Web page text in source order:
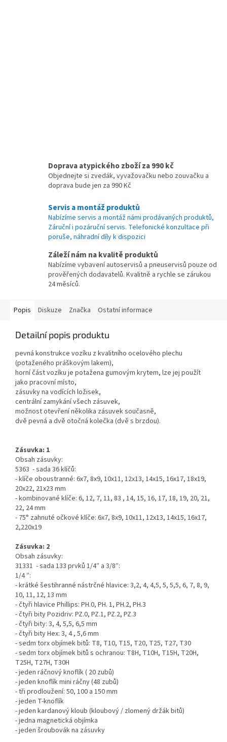
Doprava atypického zboží za 990 kč
Objednejte si zvedák, vyvažovačku nebo zouvačku a
doprava bude jen za 990 Kč
Servis a montáž produktů
Nabízíme servis a montáž námi prodávaných produktů,
Záruční i pozáruční servis. Telefonické konzultace při
poruše, náhradní díly k dispozici
Záleží nám na kvalitě produktů
Nabízíme vybavení autoservisů a pneuservisů pouze od
prověřených dodavatelů. Kvalitně a rychle se zárukou
24 měsíců.
Popis Diskuze Značka Ostatní informace
Detailní popis produktu
pevná konstrukce vozíku z kvalitního ocelového plechu
(potaženého práškovým lakem),
horní část vozíku je potažena gumovým krytem, ​​lze jej použít
jako pracovní místo,
zásuvky na vodících ložisek,
centrální zamykání všech zásuvek,
možnost otevření několika zásuvek současně,
dvě pevná a dvě otočná kolečka (dvě s brzdou).
Zásuvka: 1
Obsah zásuvky:
5363 - sada 36 klíčů:
- klíče oboustranné: 6x7, 8x9, 10x11, 12x13, 14x15, 16x17, 18x19,
20x22, 21x23 mm
- kombinované klíče: 6, 12, 7, 11, 83 , 14, 15, 16, 17, 18, 19, 20, 21,
22, 24 mm
- 75° zahnuté očkové klíče: 6x7, 8x9, 10x11, 12x13, 14x15, 16x17,
2,220x19
Zásuvka: 2
Obsah zásuvky:
31331 - sada 133 prvků 1/4″ a 3/8″:
1/4 ″:
- krátké šestihranné nástrčné hlavice: 3,2, 4, 4,5, 5, 5,5, 6, 7, 8, 9,
10, 11, 12, 13 mm
- čtyři hlavice Phillips: PH.0, PH. 1, PH.2, PH.3
- čtyři bity Pozidriv: PZ.0, PZ.1, PZ.2, PZ.3
- čtyři bity: 3, 4, 5,5, 6,5 mm
- čtyři bity Hex: 3, 4 , 5,6 mm
- sedm torx objímek bitů: T8, T10, T15, T20, T25, T27, T30
- sedm torx objímek bitů s ochranou: T8H, T10H, T15H, T20H,
T25H, T27H, T30H
- jeden ráčnový knoflík ( 20 zubů)
- jeden knoflík mini ráčny (48 zubů)
- tři prodloužení: 50, 100 a 150 mm
- jeden T-knoflík
- jeden kardanový kloub (kloubový / zlomený držák bitů)
- jedna magnetická objímka
- jeden šroubovák na zásuvky